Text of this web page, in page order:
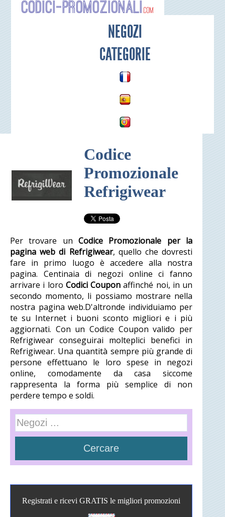
Codici-
NEGOZI
CATEGORIE
Codice
Promozionale
Refrigiwear
Per trovare unCodice Promozionale per la
pagina web di Refrigiwear, quello che dovresti
fare in primo luogo è accedere alla nostra
pagina. Centinaia di negozi online ci fanno
arrivare i loro Codici Coupon affinché noi, in un
secondo momento, li possiamo mostrare nella
nostra pagina web.D'altronde individuiamo per
te su Internet i buoni sconto migliori e i più
aggiornati. Con un Codice Coupon valido per
Refrigiwear conseguirai molteplici benefici in
Refrigiwear. Una quantità sempre più grande di
persone effettuano le loro spese in negozi
online, comodamente da casa siccome
rappresenta la forma più semplice di non
perdere tempo e soldi.
Registrati e ricevi GRATIS le migliori promozioni